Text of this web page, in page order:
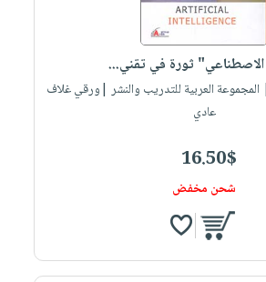
الاصطناعي" ثورة في تقني...
| المجموعة العربية للتدريب والنشر |ورقي غلاف
عادي
16.50$
شحن مخفض